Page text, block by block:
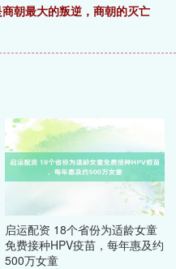
朝最大的叛逆，商朝的灭亡
启运配资 18个省份为适龄女童
免费接种HPV疫苗，每年惠及约
500万女童